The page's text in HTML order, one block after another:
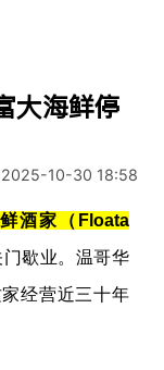
大海鲜停
2025-10-30 18:58
酒家（Floata
门歇业。温哥华
经营近三十年